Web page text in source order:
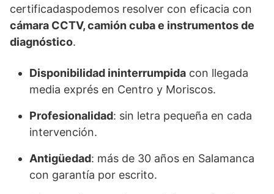
certificadaspodemos resolver con eficacia con
cámara CCTV, camión cuba e instrumentos de
diagnóstico.
Disponibilidad ininterrumpida con llegada
media exprés en Centro y Moriscos.
Profesionalidad: sin letra pequeña en cada
intervención.
Antigüedad: más de 30 años en Salamanca
con garantía por escrito.